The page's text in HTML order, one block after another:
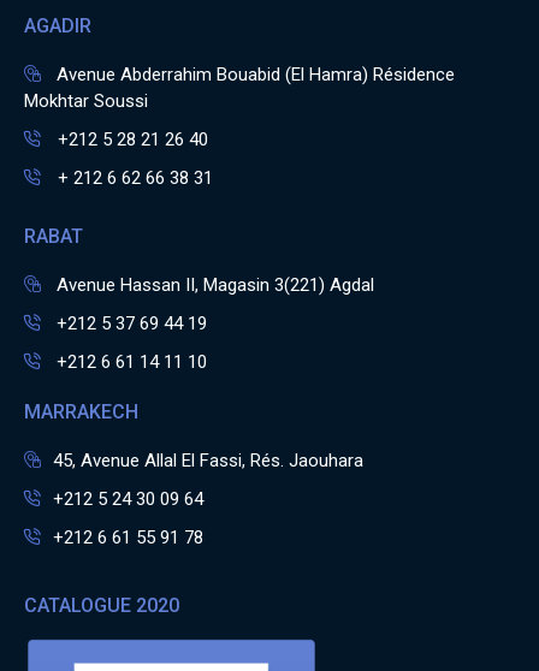
AGADIR
Avenue Abderrahim Bouabid (El Hamra) Résidence
Mokhtar Soussi
+212 5 28 21 26 40
+ 212 6 62 66 38 31
RABAT
Avenue Hassan II, Magasin 3(221) Agdal
+212 5 37 69 44 19
+212 6 61 14 11 10
MARRAKECH
45, Avenue Allal El Fassi, Rés. Jaouhara
+212 5 24 30 09 64
+212 6 61 55 91 78
CATALOGUE 2020